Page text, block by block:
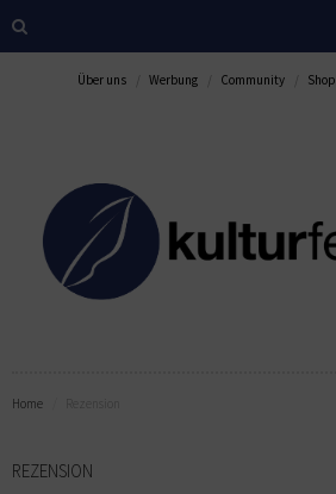
Über uns Werbung Community Shop
Home
REZENSION